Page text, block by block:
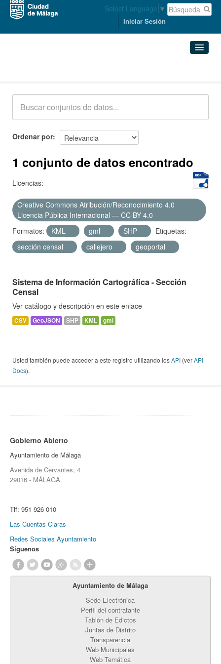
Select Language ▼
Iniciar Sesión
Acerca de
Ordenar por
1 conjunto de datos encontrado
Licencias:
Creative Commons Atribución/Reconocimiento 4.0
Licencia Pública Internacional — CC BY 4.0
Formatos:
KML gml SHP
Etiquetas:
sección censal
callejero geoportal
Sistema de Información Cartográfica - Sección
Censal
Ver catálogo y descripción en este enlace
CSV GeoJSON SHP KML gml
Usted también puede acceder a este registro utilizando losAPI (verAPI
Docs).
Gobierno Abierto
Ayuntamiento de Málaga
Avenida de Cervantes, 4
29016 - MÁLAGA.
Tlf: 951 926 010
Las Cuentas Claras
Redes Sociales Ayuntamiento
Síguenos
Ayuntamiento de Málaga
Sede Electrónica
Perfil del contratante
Tablón de Edictos
Juntas de Distrito
Transparencia
Web Municipales
Web Temática